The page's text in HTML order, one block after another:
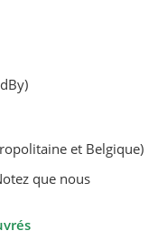
et Belgique)
que nous